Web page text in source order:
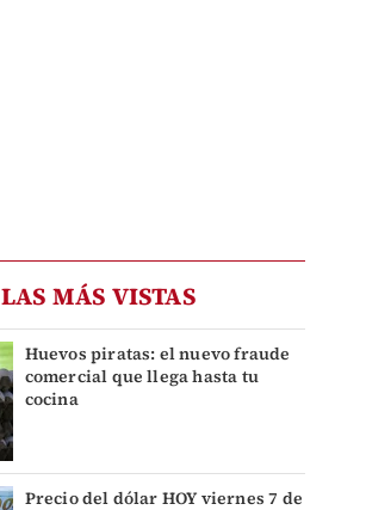
LAS MÁS VISTAS
Huevos piratas: el nuevo fraude
comercial que llega hasta tu
cocina
Precio del dólar HOY viernes 7 de